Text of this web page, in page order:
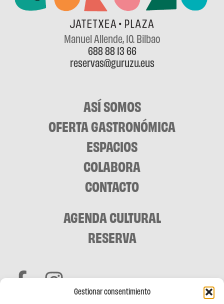
Gestionar consentimiento
Manuel Allende, 10. Bilbao
688 88 13 66
reservas@guruzu.eus
ASÍ SOMOS
OFERTA GASTRONÓMICA
ESPACIOS
COLABORA
CONTACTO
AGENDA CULTURAL
RESERVA